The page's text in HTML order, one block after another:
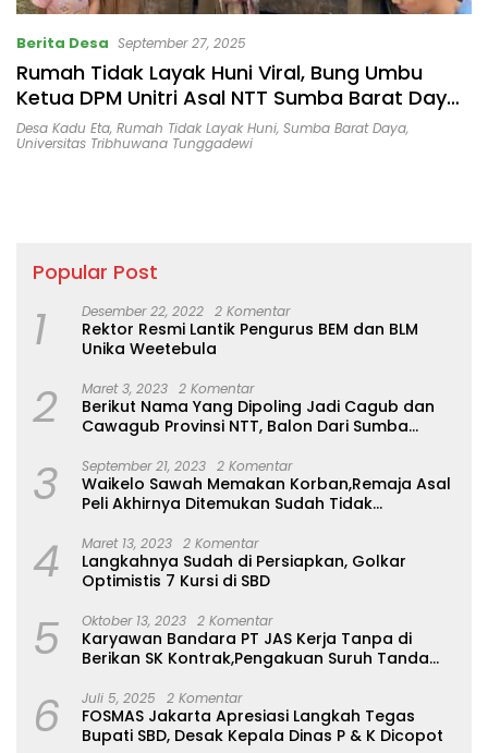
Berita Desa September 27, 2025
Rumah Tidak Layak Huni Viral, Bung Umbu
Ketua DPM Unitri Asal NTT Sumba Barat Daya
Desak Pemerintah Peduli
Desa Kadu Eta, Rumah Tidak Layak Huni, Sumba Barat Daya,
Universitas Tribhuwana Tunggadewi
Popular Post
1 Desember 22, 2022 2 Komentar
Rektor Resmi Lantik Pengurus BEM dan BLM
Unika Weetebula
2 Maret 3, 2023 2 Komentar
Berikut Nama Yang Dipoling Jadi Cagub dan
Cawagub Provinsi NTT, Balon Dari Sumba
3 September 21, 2023 2 Komentar
Waikelo Sawah Memakan Korban,Remaja Asal
Peli Akhirnya Ditemukan Sudah Tidak
4 Maret 13, 2023 2 Komentar
Langkahnya Sudah di Persiapkan, Golkar
Optimistis 7 Kursi di SBD
5 Oktober 13, 2023 2 Komentar
Karyawan Bandara PT JAS Kerja Tanpa di
Berikan SK Kontrak,Pengakuan Suruh Tanda
6 Juli 5, 2025 2 Komentar
FOSMAS Jakarta Apresiasi Langkah Tegas
Bupati SBD, Desak Kepala Dinas P & K Dicopot